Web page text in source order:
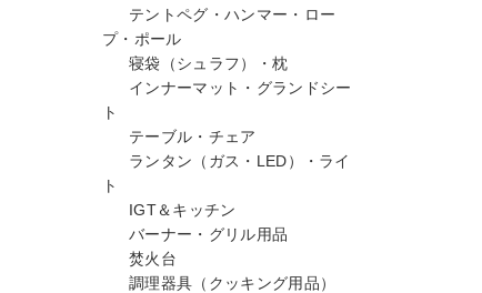
テントペグ・ハンマー・ロー
プ・ポール
寝袋（シュラフ）・枕
インナーマット・グランドシー
ト
テーブル・チェア
ランタン（ガス・LED）・ライ
ト
IGT＆キッチン
バーナー・グリル用品
焚火台
調理器具（クッキング用品）